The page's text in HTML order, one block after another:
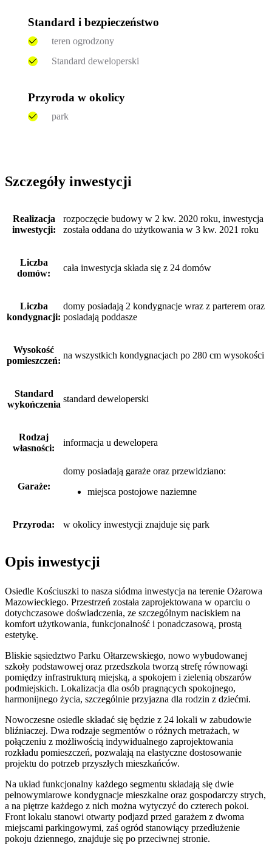
Standard i bezpieczeństwo
teren ogrodzony
Standard deweloperski
Przyroda w okolicy
park
Szczegóły inwestycji
Realizacja
inwestycji:
rozpoczęcie budowy w 2 kw. 2020 roku, inwestycja
została oddana do użytkowania w 3 kw. 2021 roku
Liczba
domów:
cała inwestycja składa się z 24 domów
Liczba
kondygnacji:
domy posiadają 2 kondygnacje wraz z parterem oraz
posiadają poddasze
Wysokość
pomieszczeń:
na wszystkich kondygnacjach po 280 cm wysokości
Standard
wykończenia
standard deweloperski
Rodzaj
własności:
informacja u dewelopera
Garaże:
domy posiadają garaże oraz przewidziano:
miejsca postojowe naziemne
Przyroda: w okolicy inwestycji znajduje się park
Opis inwestycji
Osiedle Kościuszki to nasza siódma inwestycja na terenie Ożarowa
Mazowieckiego. Przestrzeń została zaprojektowana w oparciu o
dotychczasowe doświadczenia, ze szczególnym naciskiem na
komfort użytkowania, funkcjonalność i ponadczasową, prostą
estetykę.
Bliskie sąsiedztwo Parku Ołtarzewskiego, nowo wybudowanej
szkoły podstawowej oraz przedszkola tworzą strefę równowagi
pomiędzy infrastrukturą miejską, a spokojem i zielenią obszarów
podmiejskich. Lokalizacja dla osób pragnących spokojnego,
harmonijnego życia, szczególnie przyjazna dla rodzin z dziećmi.
Nowoczesne osiedle składać się będzie z 24 lokali w zabudowie
bliźniaczej. Dwa rodzaje segmentów o różnych metrażach, w
połączeniu z możliwością indywidualnego zaprojektowania
rozkładu pomieszczeń, pozwalają na elastyczne dostosowanie
projektu do potrzeb przyszłych mieszkańców.
Na układ funkcjonalny każdego segmentu składają się dwie
pełnowymiarowe kondygnacje mieszkalne oraz gospodarczy strych,
a na piętrze każdego z nich można wytyczyć do czterech pokoi.
Front lokalu stanowi otwarty podjazd przed garażem z dwoma
miejscami parkingowymi, zaś ogród stanowiący przedłużenie
pokoju dziennego, znajduje się po przeciwnej stronie.